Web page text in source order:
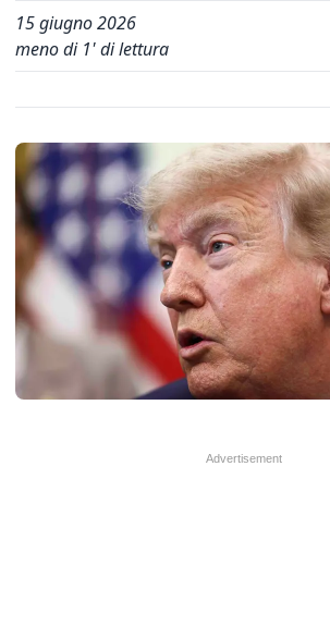
15 giugno 2026
meno di 1' di lettura